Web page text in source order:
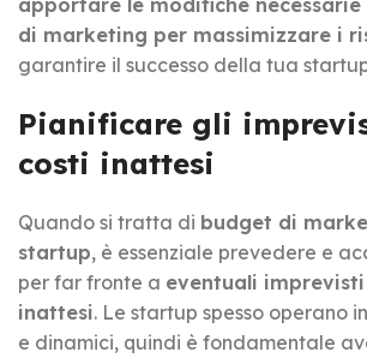
di marketing per massimizzare i
garantire il successo della tua
Pianificare gli
costi inattesi
Quando si tratta di budget di
startup, è essenziale prevedere e
per far fronte a eventuali
inattesi. Le startup spesso operano
e dinamici, quindi è fondamentale